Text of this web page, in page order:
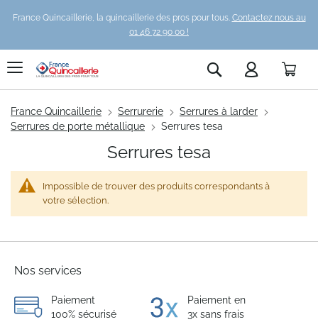
France Quincaillerie, la quincaillerie des pros pour tous. Contactez nous au
01 46 72 90 00 !
Rechercher
France Quincaillerie Serrurerie
Serrures à larder
Serrures de porte métallique
Serrures tesa
Serrures tesa
Impossible de trouver des produits correspondants à
votre sélection.
Nos services
Paiement
100% sécurisé
Paiement en
3x sans frais